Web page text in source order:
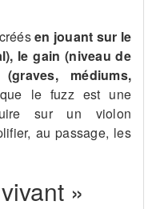
en jouant sur le
le gain (niveau de
médiums,
le fuzz est une
sur un violon
au passage, les
»